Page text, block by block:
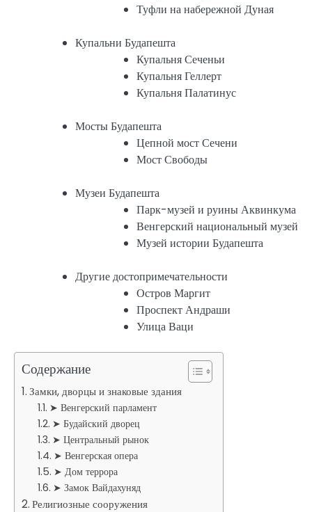
Туфли на набережной Дуная
Купальни Будапешта
Купальня Сеченьи
Купальня Геллерт
Купальня Палатинус
Мосты Будапешта
Цепной мост Сечени
Мост Свободы
Музеи Будапешта
Парк-музей и руины Аквинкума
Венгерский национальный музей
Музей истории Будапешта
Другие достопримечательности
Остров Маргит
Проспект Андраши
Улица Ваци
Содержание
Замки, дворцы и знаковые здания
➤ Венгерский парламент
➤ Будайский дворец
➤ Центральный рынок
➤ Венгерская опера
➤ Дом террора
➤ Замок Вайдахуняд
Религиозные сооружения